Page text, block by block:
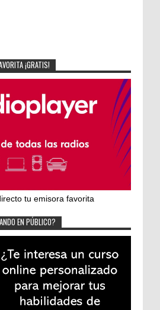
¡GRATIS!
tu emisora favorita
EN PÚBLICO?